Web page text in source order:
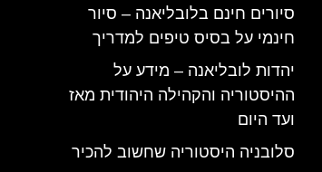
סיורים חינם בלובליאנה – סיור
חינמי על בסיס טיפים למדריך
יהדות לובליאנה – מידע על
ההיסטוריה והקהילה היהודית מאז
ועד היום
סלובניה היסטוריה שחשוב להכיר